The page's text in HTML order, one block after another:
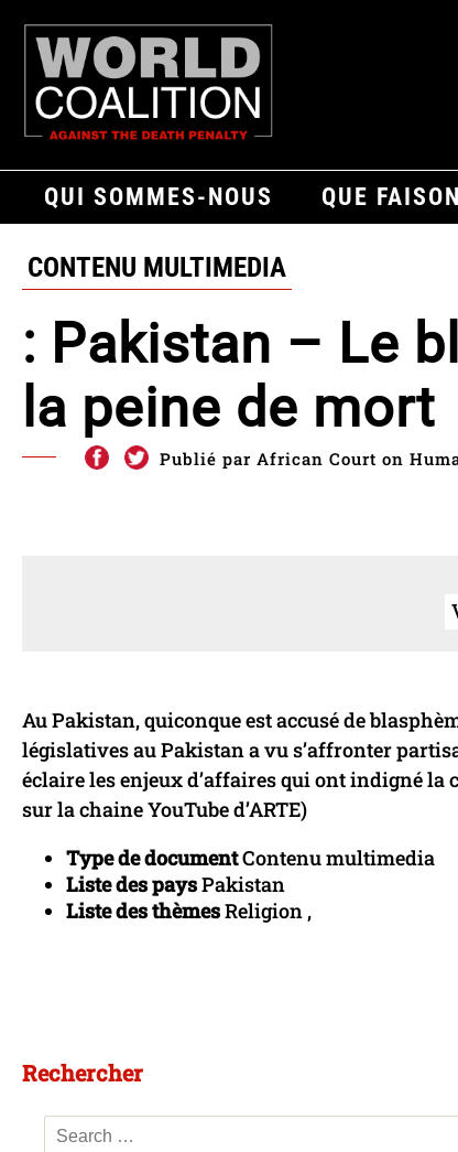
QUI SOMMES-NOUS QUE
CONTENU MULTIMEDIA
: Pakistan – Le
la peine de mort
Publié par African Court on
Au Pakistan, quiconque est accusé de
législatives au Pakistan a vu s’affronter
éclaire les enjeux d’affaires qui ont indigné la
sur la chaine YouTube d’ARTE)
Type de documentContenu multimedia
Liste des paysPakistan
Liste des thèmesReligion ,
Rechercher